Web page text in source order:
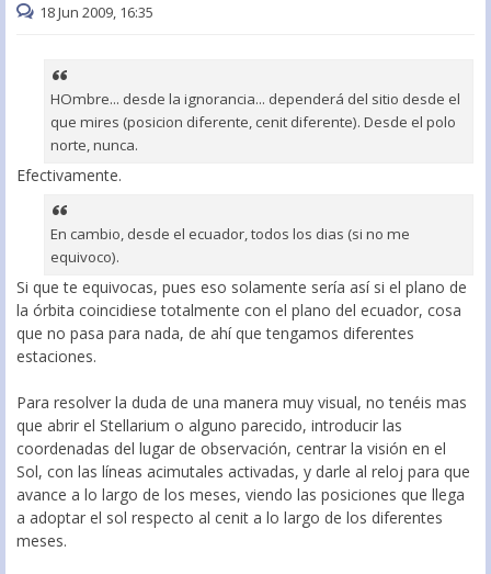
18 Jun 2009, 16:35
HOmbre... desde la ignorancia... dependerá del sitio desde el
que mires (posicion diferente, cenit diferente). Desde el polo
norte, nunca.
Efectivamente.
En cambio, desde el ecuador, todos los dias (si no me
equivoco).
Si que te equivocas, pues eso solamente sería así si el plano de
la órbita coincidiese totalmente con el plano del ecuador, cosa
que no pasa para nada, de ahí que tengamos diferentes
estaciones.
Para resolver la duda de una manera muy visual, no tenéis mas
que abrir el Stellarium o alguno parecido, introducir las
coordenadas del lugar de observación, centrar la visión en el
Sol, con las líneas acimutales activadas, y darle al reloj para que
avance a lo largo de los meses, viendo las posiciones que llega
a adoptar el sol respecto al cenit a lo largo de los diferentes
meses.